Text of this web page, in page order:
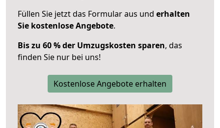
Füllen Sie jetzt das Formular aus und erhalten
Sie kostenlose Angebote.
Bis zu 60 % der Umzugskosten sparen, das
finden Sie nur bei uns!
Kostenlose Angebote erhalten